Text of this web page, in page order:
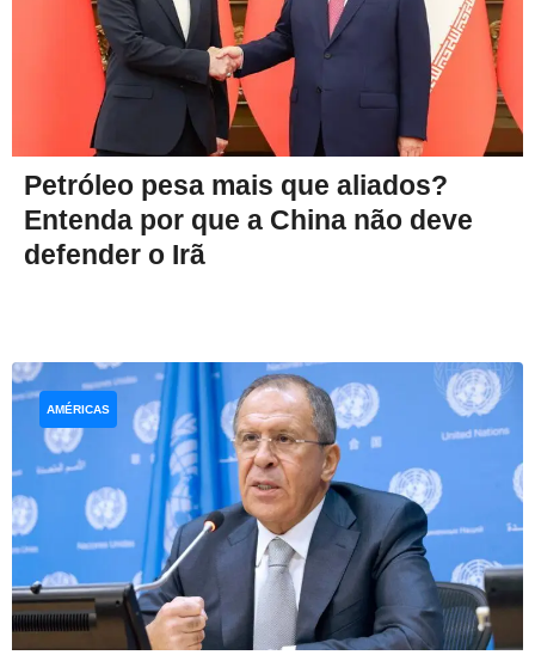
Petróleo pesa mais que aliados?
Entenda por que a China não deve
defender o Irã
AMÉRICAS